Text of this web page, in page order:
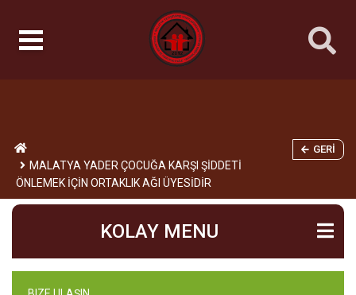
MALATYA YADER ÇOCUĞA KARŞI ŞİDDETİ
ÖNLEMEK İÇİN ORTAKLIK AĞI ÜYESİDİR
GERI
KOLAY MENU